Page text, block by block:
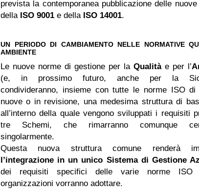
prevista la contemporanea pubblicazione delle
della ISO 9001 e della ISO 14001.
UN PERIODO DI CAMBIAMENTO NELLE NORMATIVE
AMBIENTE
Le nuove norme di gestione per la Qualità e per l’
(e, in prossimo futuro, anche per la
condivideranno, insieme con tutte le norme ISO di
nuove o in revisione, una medesima struttura di
all’interno della quale vengono sviluppati i requisiti
tre Schemi, che rimarranno comunque
singolarmente.
Questa nuova struttura comune renderà
l’integrazione in un unico Sistema di Gestione
dei requisiti specifici delle varie norme
organizzazioni vorranno adottare.